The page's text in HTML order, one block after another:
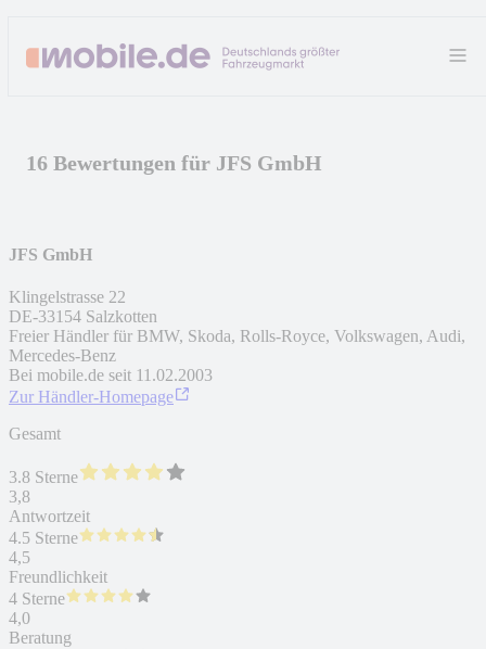
16 Bewertungen für JFS GmbH
JFS GmbH
Klingelstrasse 22
DE-33154 Salzkotten
Freier Händler für BMW, Skoda, Rolls-Royce, Volkswagen, Audi,
Mercedes-Benz
Bei mobile.de seit 11.02.2003
Zur Händler-Homepage
Gesamt
3.8 Sterne
3,8
Antwortzeit
4.5 Sterne
4,5
Freundlichkeit
4 Sterne
4,0
Beratung